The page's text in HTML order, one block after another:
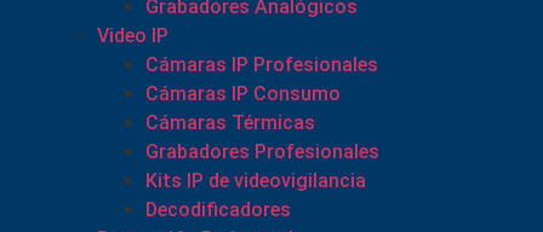
Grabadores Analógicos
Video IP
Cámaras IP Profesionales
Cámaras IP Consumo
Cámaras Térmicas
Grabadores Profesionales
Kits IP de videovigilancia
Decodificadores